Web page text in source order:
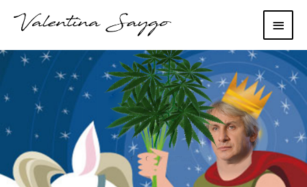
Main